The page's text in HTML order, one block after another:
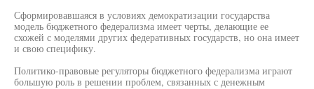
Сформировавшаяся в условиях демократизации государства
модель бюджетного федерализма имеет черты, делающие ее
схожей с моделями других федеративных государств, но она имеет
и свою специфику.
Политико-правовые регуляторы бюджетного федерализма играют
большую роль в решении проблем, связанных с денежным